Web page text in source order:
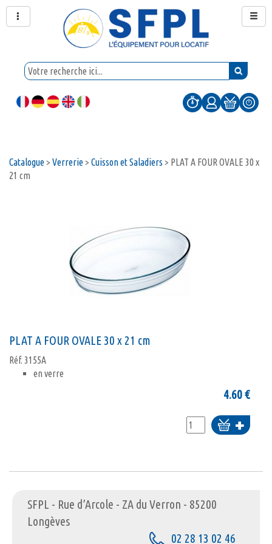
Catalogue> Verrerie> Cuisson et Saladiers > PLAT A FOUR OVALE 30 x
21 cm
PLAT A FOUR OVALE 30 x 21 cm
Réf. 3155A
en verre
4.60€
Ajouter
au
SFPL - Rue d’Arcole - ZA du Verron - 85200
Longèves
02 28 13 02 46